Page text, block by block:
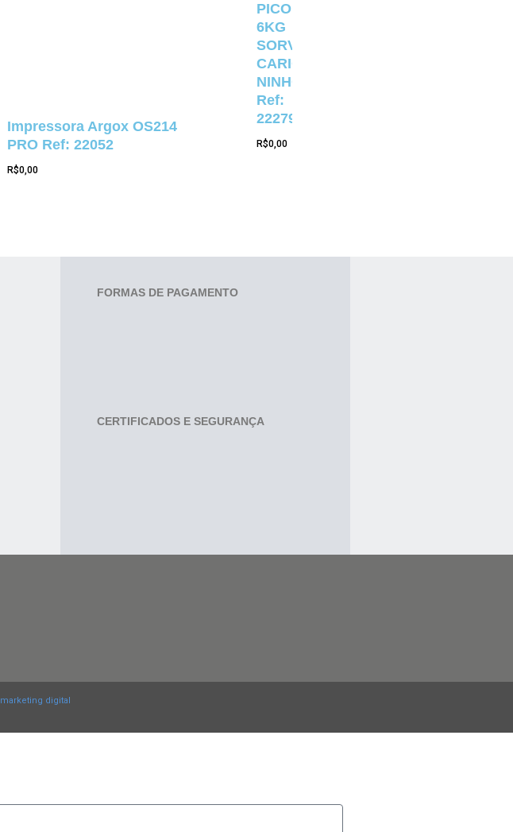
Impressora Argox OS214
PRO Ref: 22052
R$0,00
PICOLÉ
6KG
SORVETERIA
CARIOCA
NINHO
Ref:
22279
R$0,00
FORMAS DE PAGAMENTO
CERTIFICADOS E SEGURANÇA